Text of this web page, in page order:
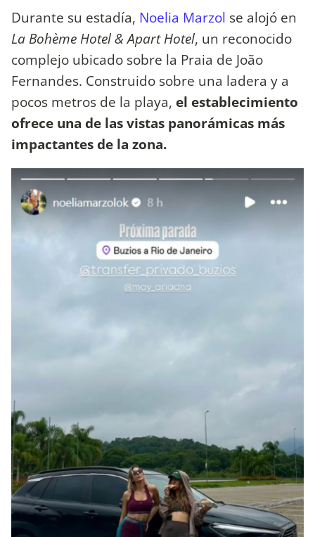
Durante su estadía, Noelia Marzol se alojó en
La Bohème Hotel & Apart Hotel, un reconocido
complejo ubicado sobre la Praia de João
Fernandes. Construido sobre una ladera y a
pocos metros de la playa, el establecimiento
ofrece una de las vistas panorámicas más
impactantes de la zona.